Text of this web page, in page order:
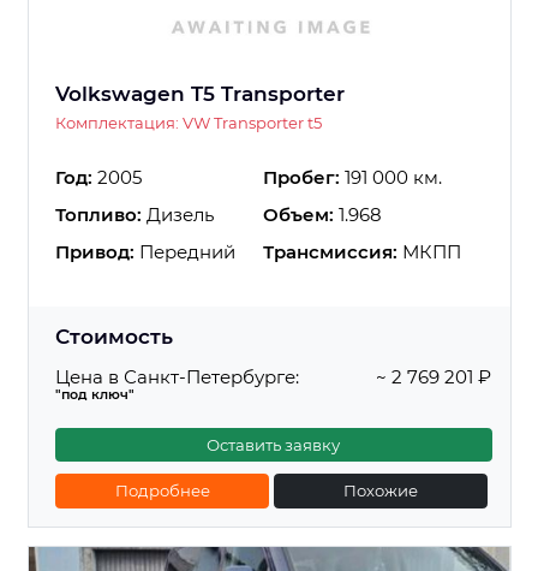
Volkswagen T5 Transporter
Комплектация: VW Transporter t5
Год: 2005 Пробег: 191 000 км.
Топливо: Дизель Объем: 1.968
Привод: Передний Трансмиссия: МКПП
Стоимость
Цена в Санкт-Петербурге:
"под ключ"
~ 2 769 201 ₽
Оставить заявку
Подробнее Похожие